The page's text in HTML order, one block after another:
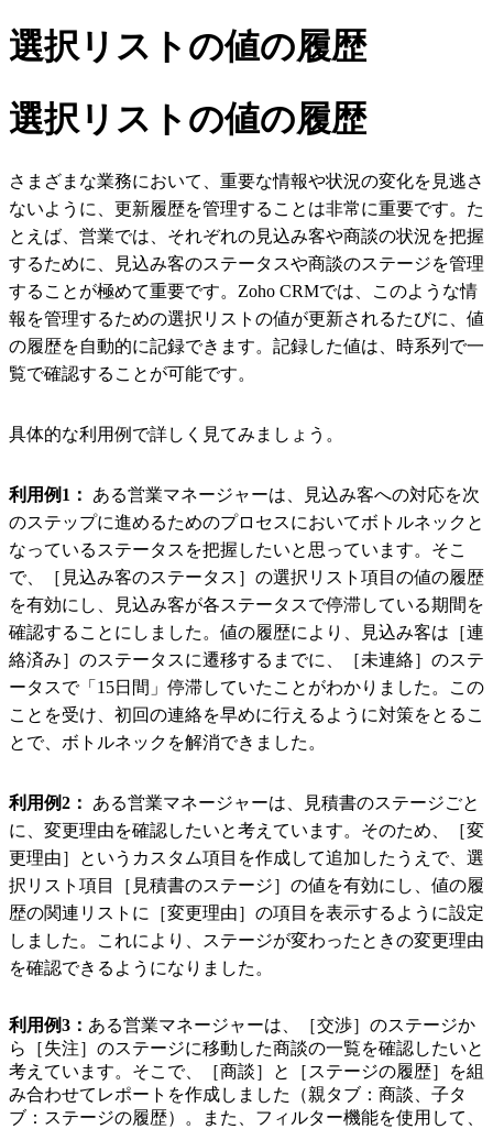
選択リストの値の履歴
選択リストの値の履歴
さまざまな業務において、重要な情報や状況の変化を見逃さ
ないように、更新履歴を管理することは非常に重要です。た
とえば、営業では、それぞれの見込み客や商談の状況を把握
するために、見込み客のステータスや商談のステージを管理
することが極めて重要です。Zoho CRMでは、このような情
報を管理するための選択リストの値が更新されるたびに、値
の履歴を自動的に記録できます。記録した値は、時系列で一
覧で確認することが可能です。
具体的な利用例で詳しく見てみましょう。
利用例1： ある営業マネージャーは、見込み客への対応を次
のステップに進めるためのプロセスにおいてボトルネックと
なっているステータスを把握したいと思っています。そこ
で、［見込み客のステータス］の選択リスト項目の値の履歴
を有効にし、見込み客が各ステータスで停滞している期間を
確認することにしました。値の履歴により、見込み客は［連
絡済み］のステータスに遷移するまでに、［未連絡］のステ
ータスで「15日間」停滞していたことがわかりました。この
ことを受け、初回の連絡を早めに行えるように対策をとるこ
とで、ボトルネックを解消できました。
利用例2： ある営業マネージャーは、見積書のステージごと
に、変更理由を確認したいと考えています。そのため、［変
更理由］というカスタム項目を作成して追加したうえで、選
択リスト項目［見積書のステージ］の値を有効にし、値の履
歴の関連リストに［変更理由］の項目を表示するように設定
しました。これにより、ステージが変わったときの変更理由
を確認できるようになりました。
利用例3： ある営業マネージャーは、［交渉］のステージか
ら［失注］のステージに移動した商談の一覧を確認したいと
考えています。そこで、［商談］と［ステージの履歴］を組
み合わせてレポートを作成しました（親タブ：商談、子タ
ブ：ステージの履歴）。また、フィルター機能を使用して、